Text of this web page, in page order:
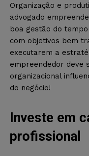
Organização e
advogado
boa gestão do
com objetivos bem
executarem a
empreendedor deve
organizacional
do negócio!
Investe em
profissional